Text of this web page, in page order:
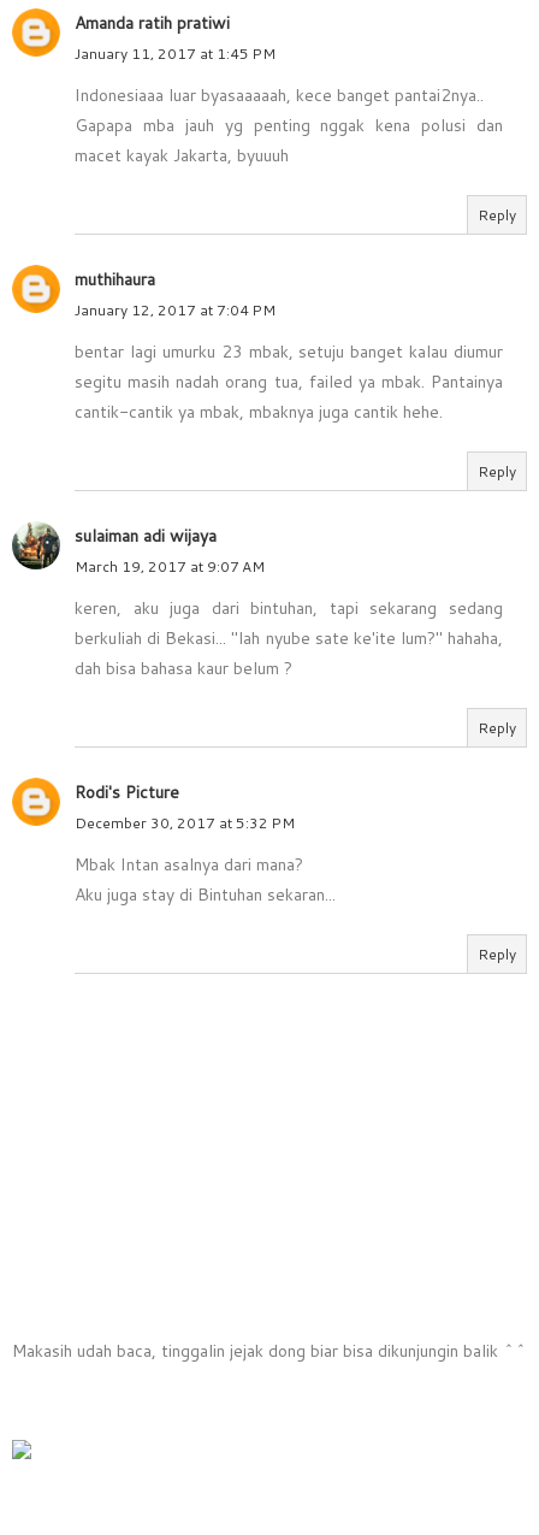
Amanda ratih pratiwi
January 11, 2017 at 1:45 PM
Indonesiaaa luar byasaaaaah, kece banget pantai2nya..
Gapapa mba jauh yg penting nggak kena polusi dan
macet kayak Jakarta, byuuuh
Reply
muthihaura
January 12, 2017 at 7:04 PM
bentar lagi umurku 23 mbak, setuju banget kalau diumur
segitu masih nadah orang tua, failed ya mbak. Pantainya
cantik-cantik ya mbak, mbaknya juga cantik hehe.
Reply
sulaiman adi wijaya
March 19, 2017 at 9:07 AM
keren, aku juga dari bintuhan, tapi sekarang sedang
berkuliah di Bekasi... "lah nyube sate ke'ite lum?" hahaha,
dah bisa bahasa kaur belum ?
Reply
Rodi's Picture
December 30, 2017 at 5:32 PM
Mbak Intan asalnya dari mana?
Aku juga stay di Bintuhan sekaran...
Reply
Makasih udah baca, tinggalin jejak dong biar bisa dikunjungin balik ^^